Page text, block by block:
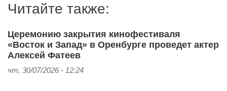
Читайте также:
Церемонию закрытия кинофестиваля
«Восток и Запад» в Оренбурге проведет актер
Алексей Фатеев
чт, 30/07/2026 - 12:24